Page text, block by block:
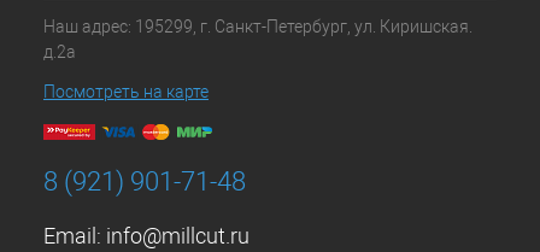
Наш адрес: 195299, г. Санкт-Петербург, ул. Киришская.
д.2а
Посмотреть на карте
8 (921) 901-71-48
Email: info@millcut.ru